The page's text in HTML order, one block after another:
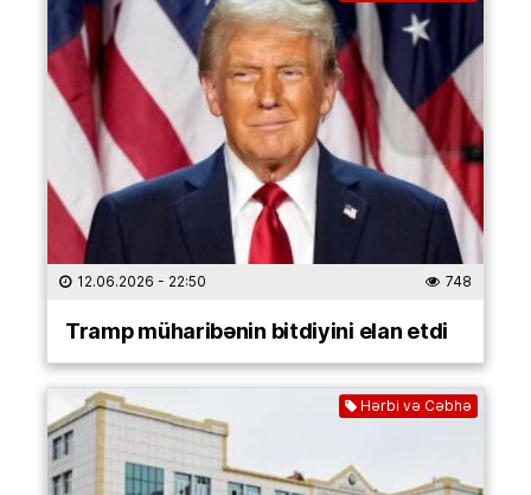
12.06.2026 - 22:50 748
Tramp müharibənin bitdiyini elan etdi
Hərbi və Cəbhə